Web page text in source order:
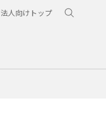
法人向けトップ